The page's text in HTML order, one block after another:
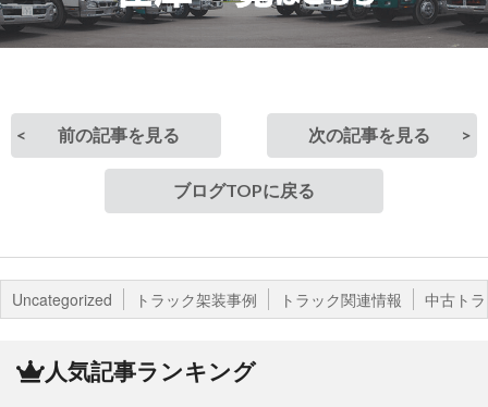
前の記事を見る 次の記事を見る
ブログTOPに戻る
Uncategorized トラック架装事例 トラック関連情報 中古ト
人気記事ランキング